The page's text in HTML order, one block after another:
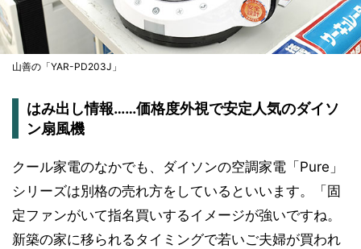
山善の「YAR-PD203J」
はみ出し情報……価格度外視で安定人気のダイソ
ン扇風機
クール家電のなかでも、ダイソンの空調家電「Pure」
シリーズは別格の売れ方をしているといいます。「固
定ファンがいて指名買いするイメージが強いですね。
新築の家に移られるタイミングで若いご夫婦が買われ